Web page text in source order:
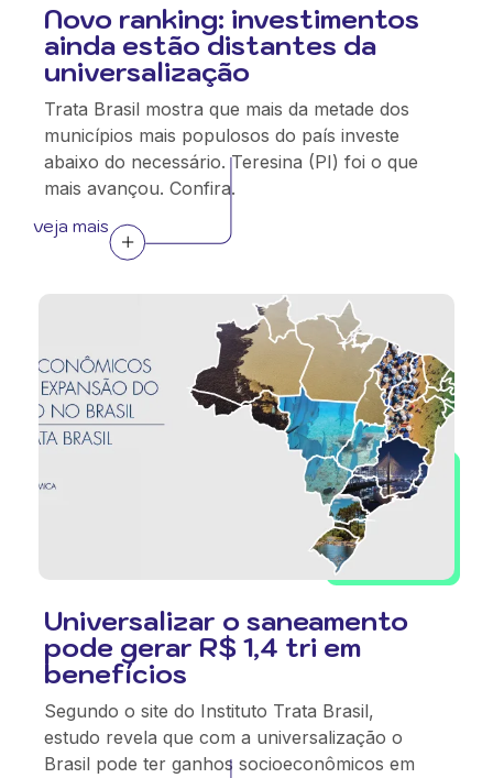
Novo ranking: investimentos
ainda estão distantes da
universalização
Trata Brasil mostra que mais da metade dos
municípios mais populosos do país investe
abaixo do necessário. Teresina (PI) foi o que
mais avançou. Confira.
veja mais
Universalizar o saneamento
pode gerar R$ 1,4 tri em
benefícios
Segundo o site do Instituto Trata Brasil,
estudo revela que com a universalização o
Brasil pode ter ganhos socioeconômicos em